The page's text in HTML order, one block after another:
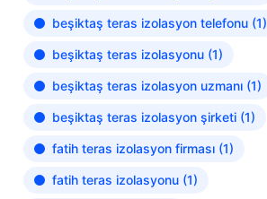
beşiktaş teras izolasyon telefonu(1)
beşiktaş teras izolasyonu(1)
beşiktaş teras izolasyon uzmanı(1)
beşiktaş teras izolasyon şirketi(1)
fatih teras izolasyon firması(1)
fatih teras izolasyonu(1)